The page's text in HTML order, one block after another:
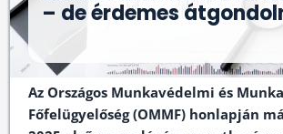
– de érdemes
Az Országos Munkavédelmi és
Főfelügyelőség (OMMF) honlapján